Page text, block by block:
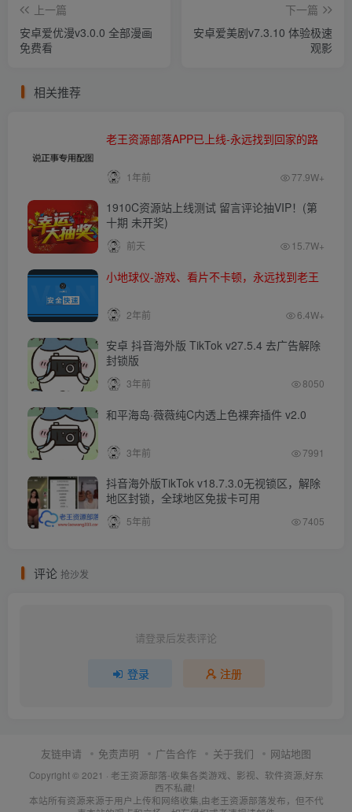
上一篇
安卓爱优漫v3.0.0 全部漫画
免费看
下一篇
安卓爱美剧v7.3.10 体验极速
观影
相关推荐
老王资源部落APP已上线-永远找到回家的路
1年前 77.9W+
1910C资源站上线测试 留言评论抽VIP！(第
十期 未开奖)
前天 15.7W+
小地球仪-游戏、看片不卡顿，永远找到老王
2年前 6.4W+
安卓 抖音海外版 TikTok v27.5.4 去广告解除
封锁版
3年前 8050
和平海岛·薇薇纯C内透上色裸奔插件 v2.0
3年前 7991
抖音海外版TikTok v18.7.3.0无视锁区，解除
地区封锁，全球地区免拔卡可用
5年前 7405
评论 抢沙发
请登录后发表评论
登录 注册
友链申请 免责声明 广告合作 关于我们 网站地图
Copyright © 2021 · 老王资源部落-收集各类游戏、影视、软件资源,好东
西不私藏!
本站所有资源来源于用户上传和网络收集,由老王资源部落发布，但不代